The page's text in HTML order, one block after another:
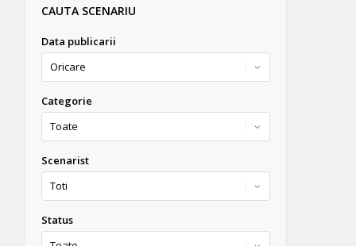
CAUTA SCENARIU
Data publicarii
Categorie
Scenarist
Status